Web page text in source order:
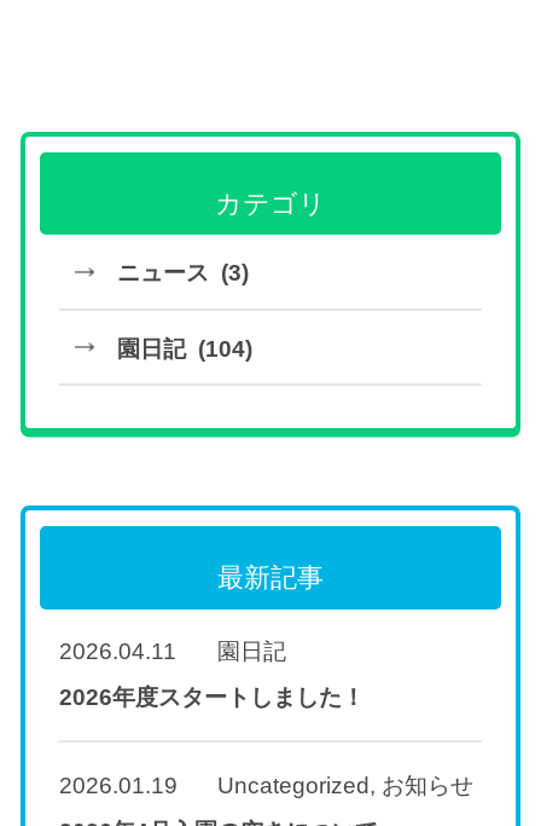
カテゴリ
ニュース (3)
園日記 (104)
最新記事
2026.04.11
園日記
2026年度スタートしました！
2026.01.19 Uncategorized, お知らせ